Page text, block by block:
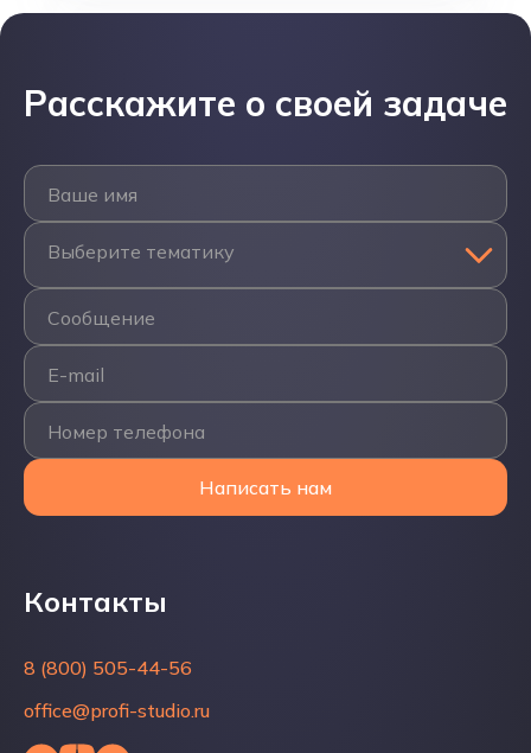
Расскажите о своей задаче
Ваше имя
Выберите тематику
Сообщение
E-mail
Номер телефона
Написать нам
Контакты
8 (800) 505-44-56
office@profi-studio.ru
office@profi-studio.ru